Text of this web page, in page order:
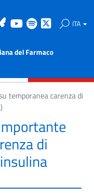
Bluesky
Youtube
Spotify ITA
del Farmaco
temporanea carenza di
di